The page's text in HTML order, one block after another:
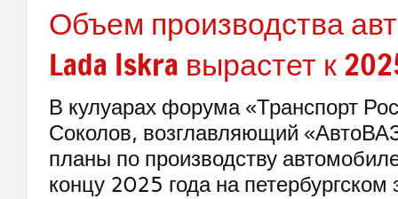
Объем производства
Lada Iskra вырастет к
В кулуарах форума «Транспорт
Соколов, возглавляющий
планы по производству
концу 2025 года на петербургском